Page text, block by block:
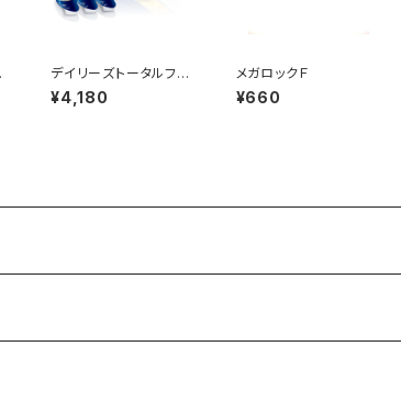
デイリーズトータルフォ
ーティーン
¥4,180
メガロックＦ
¥660